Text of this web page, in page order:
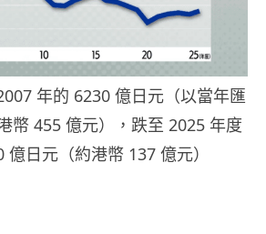
年的 6230 億日元（以當年匯
幣 455 億元），跌至 2025 年度
億日元（約港幣 137 億元）